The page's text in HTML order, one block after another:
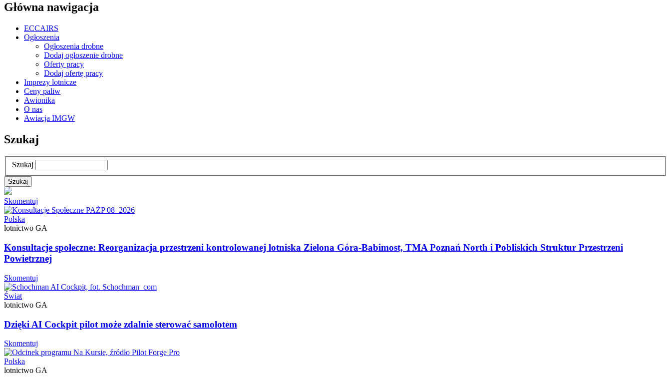
Główna nawigacja
ECCAIRS
Ogłoszenia
Ogłoszenia drobne
Dodaj ogłoszenie drobne
Oferty pracy
Dodaj ofertę pracy
Imprezy lotnicze
Ceny paliw
Awionika
O nas
Awiacja IMGW
Szukaj
Szukaj
Skomentuj
Polska
lotnictwo GA
Konsultacje społeczne: Reorganizacja przestrzeni kontrolowanej lotniska Zielona Góra-Babimost, TMA Poznań North i Pobliskich Struktur Przestrzeni
Powietrznej
Skomentuj
Świat
lotnictwo GA
Dzięki AI Cockpit pilot może zdalnie sterować samolotem
Skomentuj
Polska
lotnictwo GA